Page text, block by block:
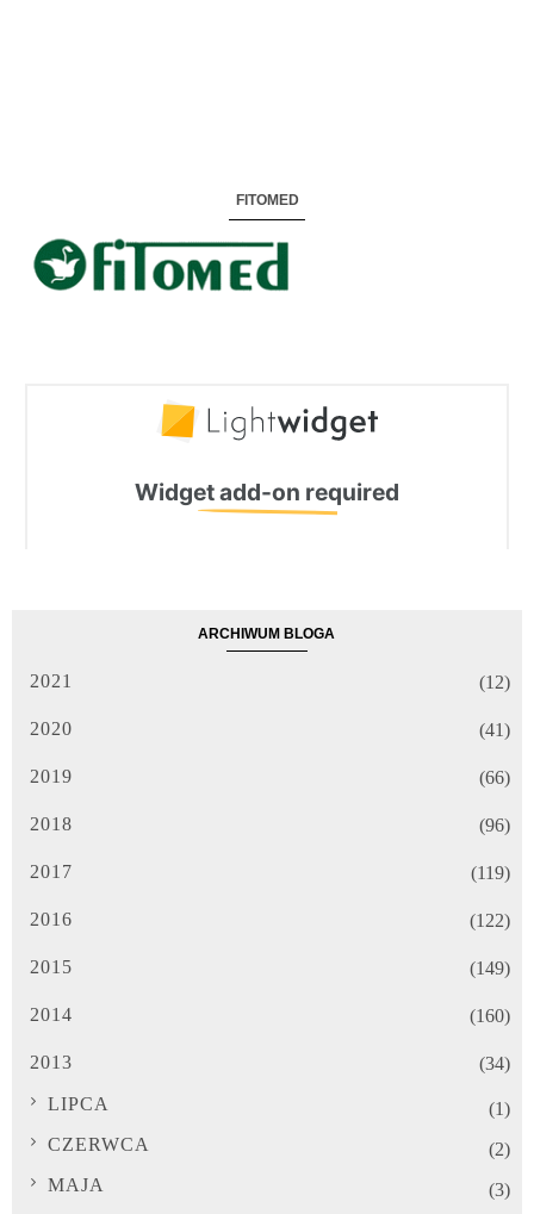
FITOMED
ARCHIWUM BLOGA
2021 (12)
2020 (41)
2019 (66)
2018 (96)
2017 (119)
2016 (122)
2015 (149)
2014 (160)
2013
(34)
LIPCA
(1)
CZERWCA
(2)
MAJA
(3)